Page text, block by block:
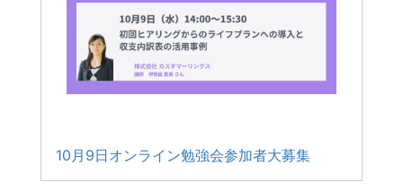
10月9日オンライン勉強会参加者大募集